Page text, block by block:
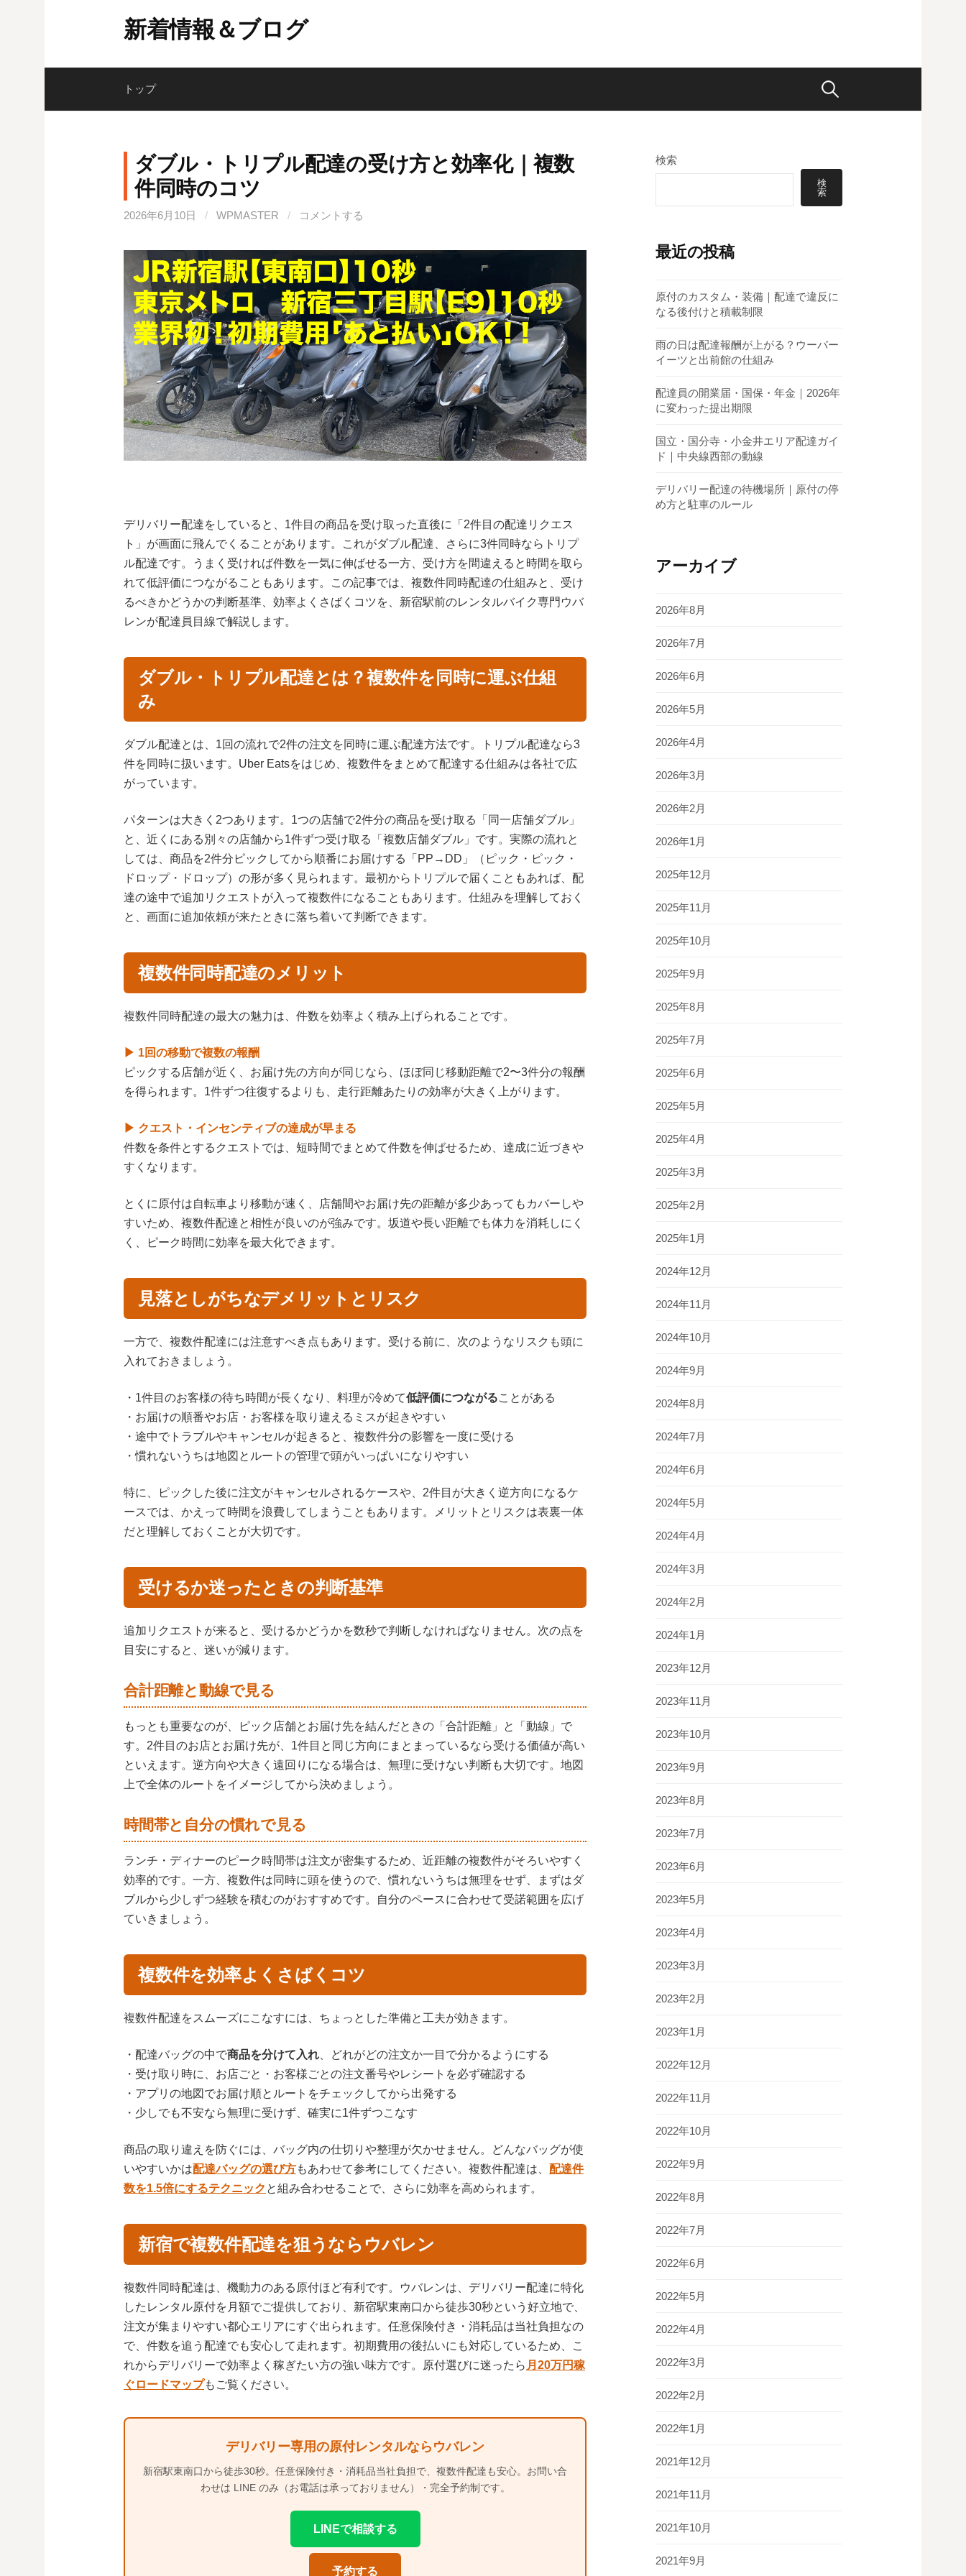
ン
新着情報＆ブログ
トップ 検
ダブル・トリプル配達の受け方と効率化｜複数
件同時のコツ
2026年6月10日 / WPMASTER / コメントする
デリバリー配達をしていると、1件目の商品を受け取った直後に「2件目の配達リクエス
ト」が画面に飛んでくることがあります。これがダブル配達、さらに3件同時ならトリプ
ル配達です。うまく受ければ件数を一気に伸ばせる一方、受け方を間違えると時間を取ら
れて低評価につながることもあります。この記事では、複数件同時配達の仕組みと、受け
るべきかどうかの判断基準、効率よくさばくコツを、新宿駅前のレンタルバイク専門ウバ
レンが配達員目線で解説します。
ダブル・トリプル配達とは？複数件を同時に運ぶ仕組
み
ダブル配達とは、1回の流れで2件の注文を同時に運ぶ配達方法です。トリプル配達なら3
件を同時に扱います。Uber Eatsをはじめ、複数件をまとめて配達する仕組みは各社で広
がっています。
パターンは大きく2つあります。1つの店舗で2件分の商品を受け取る「同一店舗ダブル」
と、近くにある別々の店舗から1件ずつ受け取る「複数店舗ダブル」です。実際の流れと
しては、商品を2件分ピックしてから順番にお届けする「PP→DD」（ピック・ピック・
ドロップ・ドロップ）の形が多く見られます。最初からトリプルで届くこともあれば、配
達の途中で追加リクエストが入って複数件になることもあります。仕組みを理解しておく
と、画面に追加依頼が来たときに落ち着いて判断できます。
複数件同時配達のメリット
複数件同時配達の最大の魅力は、件数を効率よく積み上げられることです。
▶ 1回の移動で複数の報酬
ピックする店舗が近く、お届け先の方向が同じなら、ほぼ同じ移動距離で2〜3件分の報酬
を得られます。1件ずつ往復するよりも、走行距離あたりの効率が大きく上がります。
▶ クエスト・インセンティブの達成が早まる
件数を条件とするクエストでは、短時間でまとめて件数を伸ばせるため、達成に近づきや
すくなります。
とくに原付は自転車より移動が速く、店舗間やお届け先の距離が多少あってもカバーしや
すいため、複数件配達と相性が良いのが強みです。坂道や長い距離でも体力を消耗しにく
く、ピーク時間に効率を最大化できます。
見落としがちなデメリットとリスク
一方で、複数件配達には注意すべき点もあります。受ける前に、次のようなリスクも頭に
入れておきましょう。
・1件目のお客様の待ち時間が長くなり、料理が冷めて低評価につながることがある
・お届けの順番やお店・お客様を取り違えるミスが起きやすい
・途中でトラブルやキャンセルが起きると、複数件分の影響を一度に受ける
・慣れないうちは地図とルートの管理で頭がいっぱいになりやすい
特に、ピックした後に注文がキャンセルされるケースや、2件目が大きく逆方向になるケ
ースでは、かえって時間を浪費してしまうこともあります。メリットとリスクは表裏一体
だと理解しておくことが大切です。
受けるか迷ったときの判断基準
追加リクエストが来ると、受けるかどうかを数秒で判断しなければなりません。次の点を
目安にすると、迷いが減ります。
合計距離と動線で見る
もっとも重要なのが、ピック店舗とお届け先を結んだときの「合計距離」と「動線」で
す。2件目のお店とお届け先が、1件目と同じ方向にまとまっているなら受ける価値が高い
といえます。逆方向や大きく遠回りになる場合は、無理に受けない判断も大切です。地図
上で全体のルートをイメージしてから決めましょう。
時間帯と自分の慣れで見る
ランチ・ディナーのピーク時間帯は注文が密集するため、近距離の複数件がそろいやすく
効率的です。一方、複数件は同時に頭を使うので、慣れないうちは無理をせず、まずはダ
ブルから少しずつ経験を積むのがおすすめです。自分のペースに合わせて受諾範囲を広げ
ていきましょう。
複数件を効率よくさばくコツ
複数件配達をスムーズにこなすには、ちょっとした準備と工夫が効きます。
・配達バッグの中で商品を分けて入れ 、どれがどの注文か一目で分かるようにする
・受け取り時に、お店ごと・お客様ごとの注文番号やレシートを必ず確認する
・アプリの地図でお届け順とルートをチェックしてから出発する
・少しでも不安なら無理に受けず、確実に1件ずつこなす
商品の取り違えを防ぐには、バッグ内の仕切りや整理が欠かせません。どんなバッグが使
いやすいかは配達バッグの選び方もあわせて参考にしてください。複数件配達は、 配達件
数を1.5倍にするテクニック と組み合わせることで、さらに効率を高められます。
新宿で複数件配達を狙うならウバレン
複数件同時配達は、機動力のある原付ほど有利です。ウバレンは、デリバリー配達に特化
したレンタル原付を月額でご提供しており、新宿駅東南口から徒歩30秒という好立地で、
注文が集まりやすい都心エリアにすぐ出られます。任意保険付き・消耗品は当社負担なの
で、件数を追う配達でも安心して走れます。初期費用の後払いにも対応しているため、こ
れからデリバリーで効率よく稼ぎたい方の強い味方です。原付選びに迷ったら 月20万円稼
ぐロードマップもご覧ください。
デリバリー専用の原付レンタルならウバレン
新宿駅東南口から徒歩30秒。任意保険付き・消耗品当社負担で、複数件配達も安心。お問い合
わせは LINE のみ（お電話は承っておりません）・完全予約制です。
LINEで相談する
予約する
検索
検
索
最近の投稿
原付のカスタム・装備｜配達で違反に
なる後付けと積載制限
雨の日は配達報酬が上がる？ウーバー
イーツと出前館の仕組み
配達員の開業届・国保・年金｜2026年
に変わった提出期限
国立・国分寺・小金井エリア配達ガイ
ド｜中央線西部の動線
デリバリー配達の待機場所｜原付の停
め方と駐車のルール
アーカイブ
2026年8月
2026年7月
2026年6月
2026年5月
2026年4月
2026年3月
2026年2月
2026年1月
2025年12月
2025年11月
2025年10月
2025年9月
2025年8月
2025年7月
2025年6月
2025年5月
2025年4月
2025年3月
2025年2月
2025年1月
2024年12月
2024年11月
2024年10月
2024年9月
2024年8月
2024年7月
2024年6月
2024年5月
2024年4月
2024年3月
2024年2月
2024年1月
2023年12月
2023年11月
2023年10月
2023年9月
2023年8月
2023年7月
2023年6月
2023年5月
2023年4月
2023年3月
2023年2月
2023年1月
2022年12月
2022年11月
2022年10月
2022年9月
2022年8月
2022年7月
2022年6月
2022年5月
2022年4月
2022年3月
2022年2月
2022年1月
2021年12月
2021年11月
2021年10月
2021年9月